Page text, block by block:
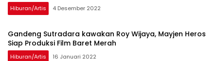
Hiburan/artis 4 Desember 2022
Gandeng Sutradara kawakan Roy Wijaya, Mayjen Heros
Siap Produksi Film Baret Merah
Hiburan/artis 16 Januari 2022